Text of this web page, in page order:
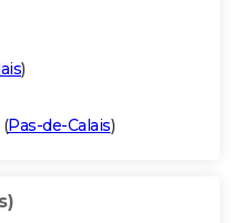
)
(Pas-de-Calais)